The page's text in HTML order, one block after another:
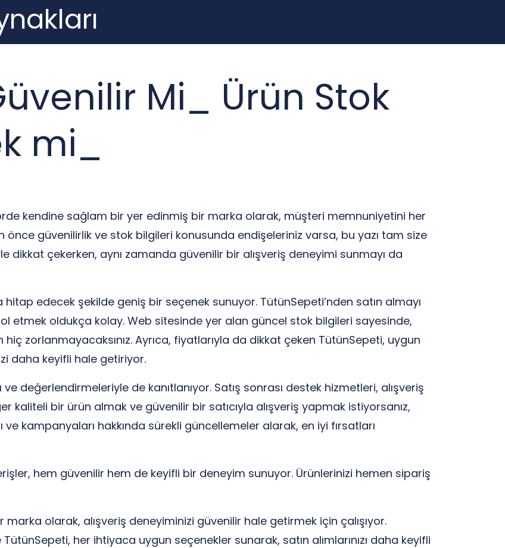
Mi_ Ürün Stok
mi_
kendine sağlam bir yer edinmiş bir marka olarak, müşteri memnuniyetini her
güvenilirlik ve stok bilgileri konusunda endişeleriniz varsa, bu yazı tam size
dikkat çekerken, aynı zamanda güvenilir bir alışveriş deneyimi sunmayı da
edecek şekilde geniş bir seçenek sunuyor. TütünSepeti’nden satın almayı
etmek oldukça kolay. Web sitesinde yer alan güncel stok bilgileri sayesinde,
zorlanmayacaksınız. Ayrıca, fiyatlarıyla da dikkat çeken TütünSepeti, uygun
daha keyifli hale getiriyor.
değerlendirmeleriyle de kanıtlanıyor. Satış sonrası destek hizmetleri, alışveriş
kaliteli bir ürün almak ve güvenilir bir satıcıyla alışveriş yapmak istiyorsanız,
kampanyaları hakkında sürekli güncellemeler alarak, en iyi fırsatları
hem güvenilir hem de keyifli bir deneyim sunuyor. Ürünlerinizi hemen sipariş
olarak, alışveriş deneyiminizi güvenilir hale getirmek için çalışıyor.
her ihtiyaca uygun seçenekler sunarak, satın alımlarınızı daha keyifli